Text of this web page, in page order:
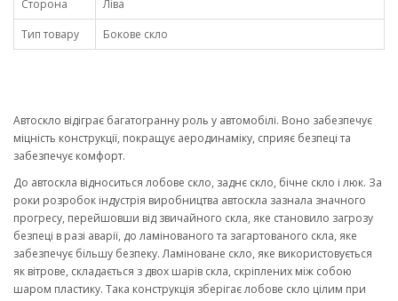
Сторона
Ліва
Тип товару
Бокове скло
Автоскло відіграє багатогранну роль у автомобілі. Воно забезпечує
міцність конструкції, покращує аеродинаміку, сприяє безпеці та
забезпечує комфорт.
До автоскла відноситься лобове скло, заднє скло, бічне скло і люк. За
роки розробок індустрія виробництва автоскла зазнала значного
прогресу, перейшовши від звичайного скла, яке становило загрозу
безпеці в разі аварії, до ламінованого та загартованого скла, яке
забезпечує більшу безпеку. Ламіноване скло, яке використовується
як вітрове, складається з двох шарів скла, скріплених між собою
шаром пластику. Така конструкція зберігає лобове скло цілим при